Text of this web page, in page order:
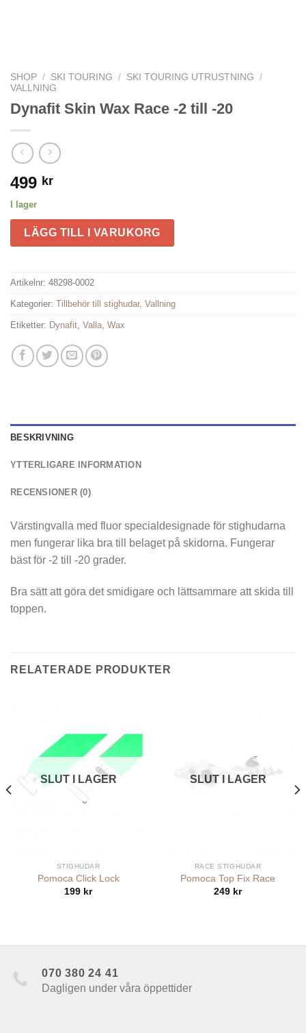
SHOP / SKI TOURING / SKI TOURING UTRUSTNING
/
VALLNING
Dynafit Skin Wax Race -2 till -20
499 kr
I lager
LÄGG TILL I VARUKORG
Artikelnr: 48298-0002
Kategorier: Tillbehör till stighudar, Vallning
Etiketter: Dynafit, Valla, Wax
BESKRIVNING
YTTERLIGARE INFORMATION
RECENSIONER (0)
Värstingvalla med fluor specialdesignade för stighudarna
men fungerar lika bra till belaget på skidorna. Fungerar
bäst för -2 till -20 grader.
Bra sätt att göra det smidigare och lättsammare att skida till
toppen.
RELATERADE PRODUKTER
SLUT I LAGER
STIGHUDAR
Pomoca Click Lock
199 kr
SLUT I LAGER
RACE STIGHUDAR
Pomoca Top Fix Race
249 kr
070 380 24 41
Dagligen under våra öppettider